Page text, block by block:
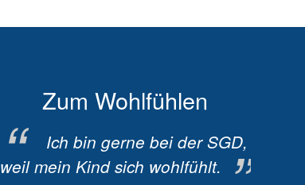
Zum Wohlfühlen
Ich bin gerne bei der SGD,
weil mein Kind sich wohlfühlt.